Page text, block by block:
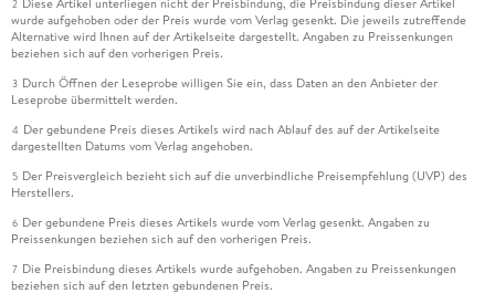
2
wurde aufgehoben oder der Preis wurde vom Verlag gesenkt. Die jeweils zutreffende
Alternative wird Ihnen auf der Artikelseite dargestellt. Angaben zu Preissenkungen
beziehen sich auf den vorherigen Preis.
3 Durch Öffnen der Leseprobe willigen Sie ein, dass Daten an den Anbieter der
Leseprobe übermittelt werden.
4 Der gebundene Preis dieses Artikels wird nach Ablauf des auf der Artikelseite
dargestellten Datums vom Verlag angehoben.
5 Der Preisvergleich bezieht sich auf die unverbindliche Preisempfehlung (UVP) des
Herstellers.
6 Der gebundene Preis dieses Artikels wurde vom Verlag gesenkt. Angaben zu
Preissenkungen beziehen sich auf den vorherigen Preis.
7 Die Preisbindung dieses Artikels wurde aufgehoben. Angaben zu Preissenkungen
beziehen sich auf den letzten gebundenen Preis.